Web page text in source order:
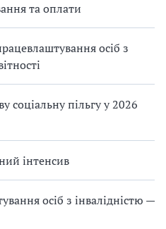
та оплати
осіб з
соціальну пільгу у 2026
інтенсив
осіб з інвалідністю —